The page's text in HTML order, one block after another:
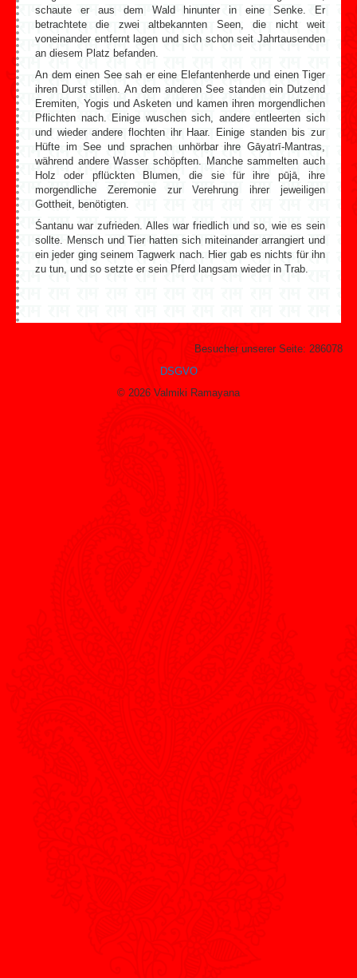
schaute er aus dem Wald hinunter in eine Senke. Er
betrachtete die zwei altbekannten Seen, die nicht weit
voneinander entfernt lagen und sich schon seit Jahrtausenden
an diesem Platz befanden.
An dem einen See sah er eine Elefantenherde und einen Tiger
ihren Durst stillen. An dem anderen See standen ein Dutzend
Eremiten, Yogis und Asketen und kamen ihren morgendlichen
Pflichten nach. Einige wuschen sich, andere entleerten sich
und wieder andere flochten ihr Haar. Einige standen bis zur
Hüfte im See und sprachen unhörbar ihre Gāyatrī-Mantras,
während andere Wasser schöpften. Manche sammelten auch
Holz oder pflückten Blumen, die sie für ihre pūjā, ihre
morgendliche Zeremonie zur Verehrung ihrer jeweiligen
Gottheit, benötigten.
Śantanu war zufrieden. Alles war friedlich und so, wie es sein
sollte. Mensch und Tier hatten sich miteinander arrangiert und
ein jeder ging seinem Tagwerk nach. Hier gab es nichts für ihn
zu tun, und so setzte er sein Pferd langsam wieder in Trab.
Besucher unserer Seite: 286078
DSGVO
© 2026 Valmiki Ramayana